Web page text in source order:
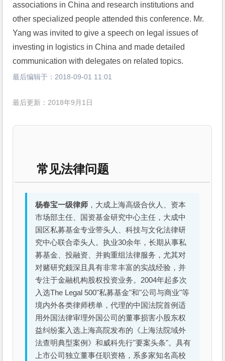
associations in China and research institutions and
other specialized people attended this conference. Mr.
Yang was invited to give a speech on legal issues of
investing in logistics in China and made detailed
communication with delegates on related topics.
最后编辑于： 2018-09-01 11:01
最后更新：2018年9月1日
常见法律问题
杨春宝一级律师 ，大成上海高级合伙人、资本
市场部主任、国资基金研究中心主任，大成中
国区私募基金专业带头人、科技与文化法律研
究中心联合牵头人。执业30余年，长期从事私
募基金、投融资、并购重组法律服务，尤其对
对赌研究颇深且具有非常丰富的实战经验，并
专注于金融机构股权投资业务。2004年起多次
入选The Legal 500"私募基金"和"公司与商业"等
境内外各类律师榜单，代理的中国法院首例适
用外国法律审理外国公司的董事损害小股东权
益纠纷案入选上海高院发布的《上海法院域外
法查明典型案例》和威科先行"要案头条"。具有
上市公司独立董事任职资格，系多家知名高校